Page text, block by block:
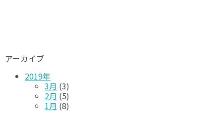
アーカイブ
2019年
3月 (3)
2月 (5)
1月 (8)